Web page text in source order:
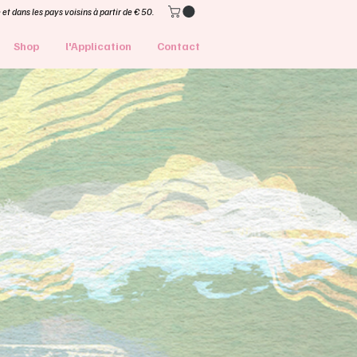
dans les pays voisins à partir de € 50.
Shop l'Application Contact